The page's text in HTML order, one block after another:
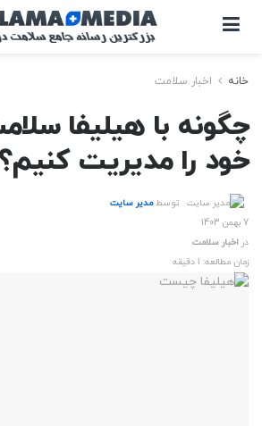
خانه اخبار سلامت
چگونه با هیلیفا
خود را مدیریت کنیم؟
توسط مدیر سایت
7 بهمن 1403
در اخبار سلامت
زمان مطالعه: 1 دقیقه